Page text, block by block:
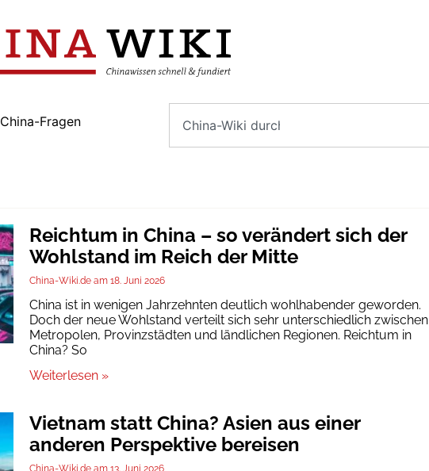
China-Fragen
Reichtum in China – so verändert sich der
Wohlstand im Reich der Mitte
China-Wiki.de 18. Juni 2026
China ist in wenigen Jahrzehnten deutlich wohlhabender geworden.
Doch der neue Wohlstand verteilt sich sehr unterschiedlich zwischen
Metropolen, Provinzstädten und ländlichen Regionen. Reichtum in
China? So
Weiterlesen »
Vietnam statt China? Asien aus einer
anderen Perspektive bereisen
China-Wiki.de 13. Juni 2026